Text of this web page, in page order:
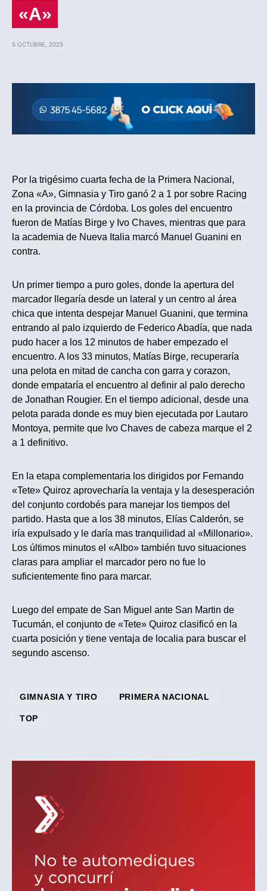
«A»
5 OCTUBRE, 2025
Por la trigésimo cuarta fecha de la Primera Nacional,
Zona «A», Gimnasia y Tiro ganó 2 a 1 por sobre Racing
en la provincia de Córdoba. Los goles del encuentro
fueron de Matías Birge y Ivo Chaves, mientras que para
la academia de Nueva Italia marcó Manuel Guanini en
contra.
Un primer tiempo a puro goles, donde la apertura del
marcador llegaría desde un lateral y un centro al área
chica que intenta despejar Manuel Guanini, que termina
entrando al palo izquierdo de Federico Abadía, que nada
pudo hacer a los 12 minutos de haber empezado el
encuentro. A los 33 minutos, Matías Birge, recuperaría
una pelota en mitad de cancha con garra y corazon,
donde empataría el encuentro al definir al palo derecho
de Jonathan Rougier. En el tiempo adicional, desde una
pelota parada donde es muy bien ejecutada por Lautaro
Montoya, permite que Ivo Chaves de cabeza marque el 2
a 1 definitivo.
En la etapa complementaria los dirigidos por Fernando
«Tete» Quiroz aprovecharía la ventaja y la desesperación
del conjunto cordobés para manejar los tiempos del
partido. Hasta que a los 38 minutos, Elías Calderón, se
iría expulsado y le daría mas tranquilidad al «Millonario».
Los últimos minutos el «Albo» también tuvo situaciones
claras para ampliar el marcador pero no fue lo
suficientemente fino para marcar.
Luego del empate de San Miguel ante San Martin de
Tucumán, el conjunto de «Tete» Quiroz clasificó en la
cuarta posición y tiene ventaja de localia para buscar el
segundo ascenso.
GIMNASIA Y TIRO PRIMERA NACIONAL
TOP